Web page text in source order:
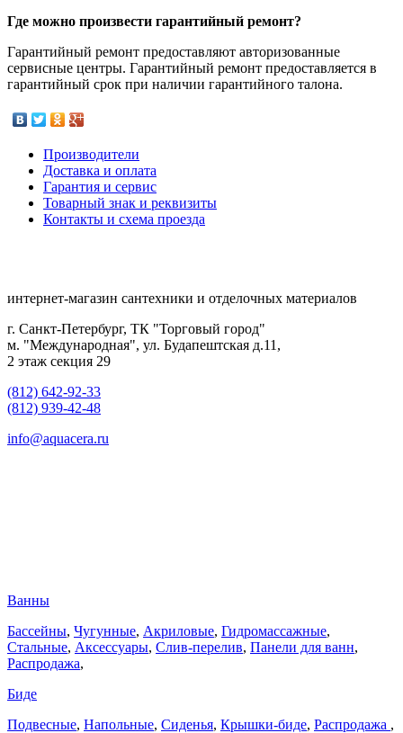
Где можно произвести гарантийный ремонт?
Гарантийный ремонт предоставляют авторизованные
сервисные центры. Гарантийный ремонт предоставляется в
гарантийный срок при наличии гарантийного талона.
Производители
Доставка и оплата
Гарантия и сервис
Товарный знак и реквизиты
Контакты и схема проезда
интернет-магазин сантехники и отделочных материалов
г. Санкт-Петербург, ТК "Торговый город"
м. "Международная", ул. Будапештская д.11,
2 этаж секция 29
(812) 642-92-33
(812) 939-42-48
info@aquacera.ru
Ванны
Бассейны, Чугунные, Акриловые, Гидромассажные,
Стальные, Аксессуары, Слив-перелив, Панели для ванн,
Распродажа,
Биде
Подвесные, Напольные, Сиденья, Крышки-биде, Распродажа ,